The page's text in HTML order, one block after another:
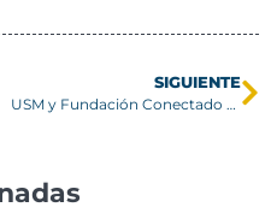
SIGUIENTE
USM y Fundación Conectado Aprendo proyectan una nueva etapa de tutorías para apoyar a escolares de todo Chile